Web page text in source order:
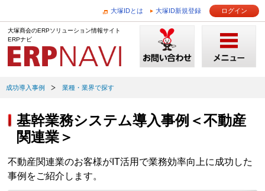
大塚IDとは 大塚ID新規登録 ログイン
大塚商会のERPソリューション情報サイト
ERPナビ
成功導入事例 業種・業界で探す
基幹業務システム導入事例＜不動産
関連業＞
不動産関連業のお客様がIT活用で業務効率向上に成功した
事例をご紹介します。